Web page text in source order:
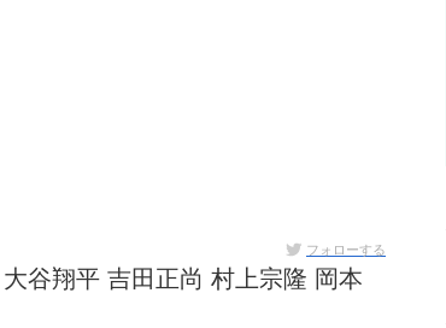
フォローする
谷翔平 吉田正尚 村上宗隆 岡本